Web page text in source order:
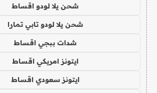
شحن يلا لودو اقساط
شحن يلا لودو تابي تمارا
شدات ببجي اقساط
ايتونز امريكي اقساط
ايتونز سعودي اقساط